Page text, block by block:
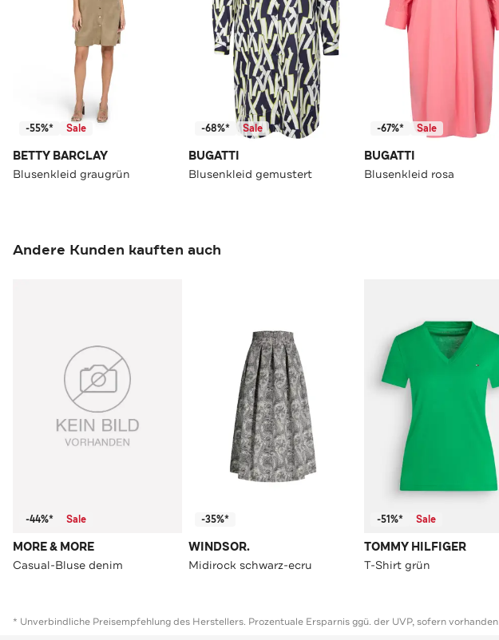
-55%* Sale
BETTY BARCLAY
Blusenkleid graugrün
-68%* Sale
BUGATTI
Blusenkleid gemustert
-67%* Sale
BUGATTI
Blusenkleid rosa
Andere Kunden kauften auch
-44%* Sale
MORE & MORE
Casual-Bluse denim
-35%*
WINDSOR.
Midirock schwarz-ecru
-51%* Sale
TOMMY HILFIGER
T-Shirt grün
* Unverbindliche Preisempfehlung des Herstellers. Prozentuale Ersparnis ggü. der UVP, sofern vorhanden